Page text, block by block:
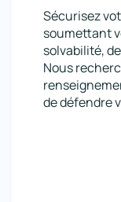
Sécurisez
soumettant
solvabilité,
Nous
de défendre